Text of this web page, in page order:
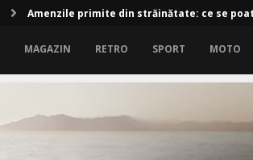
Amenzile primite din străinătate: ce se
MAGAZIN RETRO SPORT MOTO